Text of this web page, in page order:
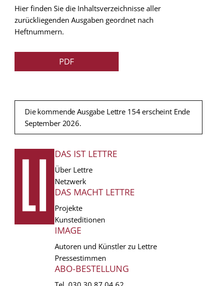
Hier finden Sie die Inhaltsverzeichnisse aller
zurückliegenden Ausgaben geordnet nach
Heftnummern.
PDF
Die kommende Ausgabe Lettre 154 erscheint Ende
September 2026.
FUSSZEILE
DAS IST LETTRE
Über Lettre
Netzwerk
DAS MACHT LETTRE
Projekte
Kunsteditionen
IMAGE
Autoren und Künstler zu Lettre
Pressestimmen
ABO-BESTELLUNG